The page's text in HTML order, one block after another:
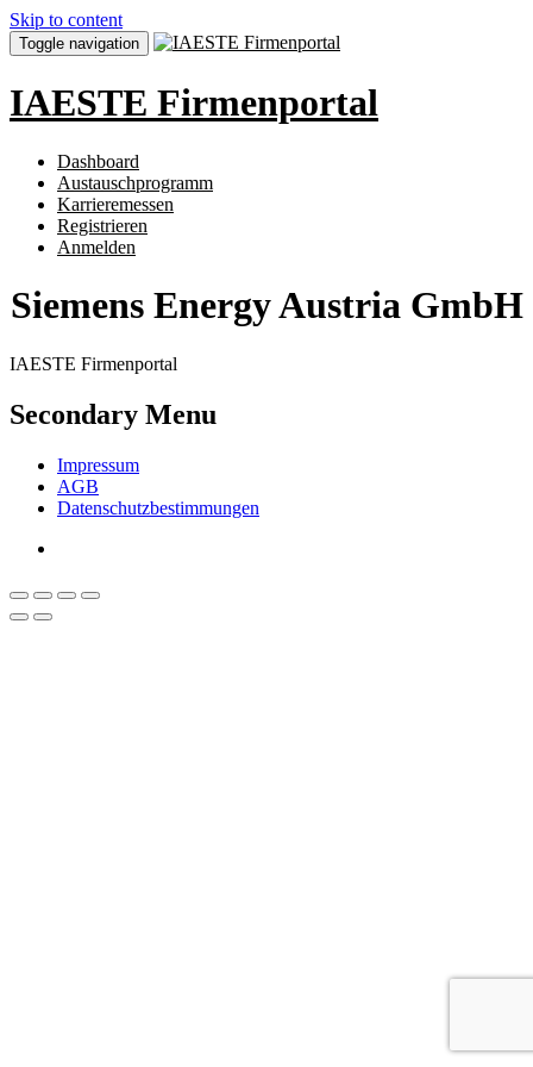
Skip to content
Toggle navigation
IAESTE Firmenportal
Dashboard
Austauschprogramm
Karrieremessen
Registrieren
Anmelden
Siemens Energy Austria GmbH
IAESTE Firmenportal
Secondary Menu
Impressum
AGB
Datenschutzbestimmungen